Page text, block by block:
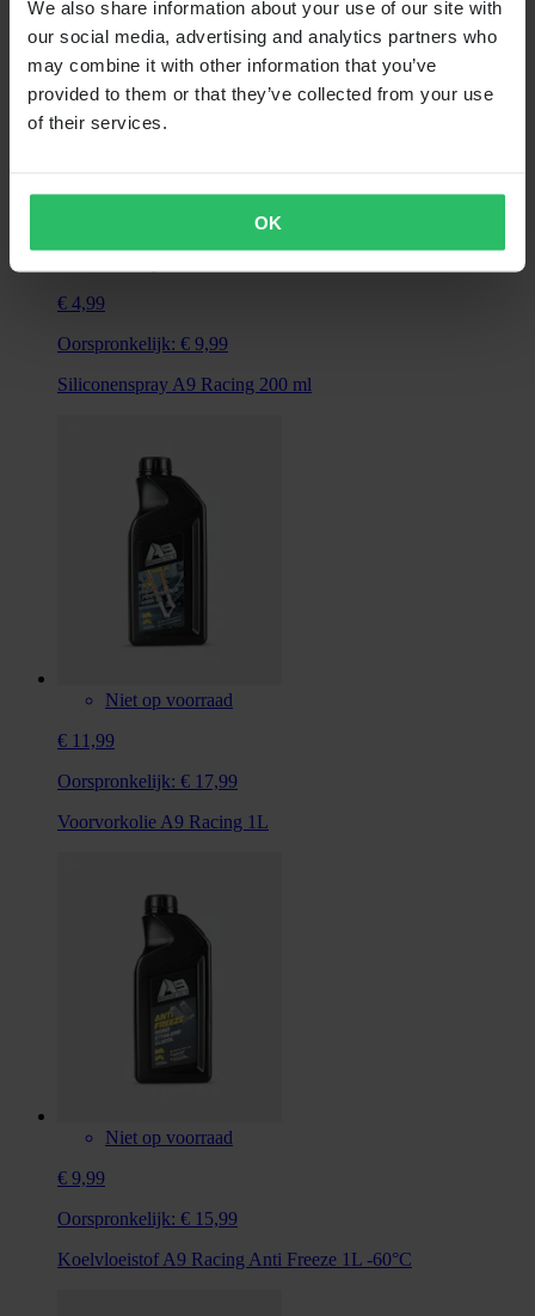
We also share information about your use of our site with
our social media, advertising and analytics partners who
may combine it with other information that you’ve
provided to them or that they’ve collected from your use
of their services.
OK
€ 4,99
Oorspronkelijk: € 9,99
Siliconenspray A9 Racing 200 ml
Niet op voorraad
€ 11,99
Oorspronkelijk: € 17,99
Voorvorkolie A9 Racing 1L
Niet op voorraad
€ 9,99
Oorspronkelijk: € 15,99
Koelvloeistof A9 Racing Anti Freeze 1L -60°C